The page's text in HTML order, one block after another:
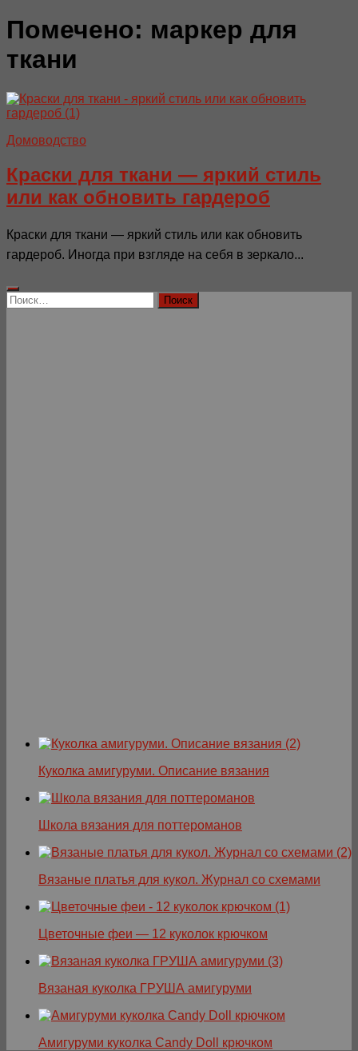
Помечено: маркер для
ткани
Домоводство
Краски для ткани — яркий стиль
или как обновить гардероб
Краски для ткани — яркий стиль или как обновить
гардероб. Иногда при взгляде на себя в зеркало...
Найти:
Куколка амигуруми. Описание вязания
Школа вязания для поттероманов
Вязаные платья для кукол. Журнал со схемами
Цветочные феи — 12 куколок крючком
Вязаная куколка ГРУША амигуруми
Амигуруми куколка Candy Doll крючком